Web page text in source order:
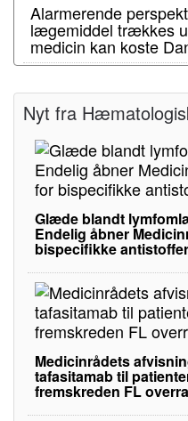
Alarmerende
lægemiddel trækkes
medicin kan koste
Nyt fra
Glæde blandt
Endelig åbner
bispecifikke antistoffer
Medicinrådets
tafasitamab til
fremskreden FL